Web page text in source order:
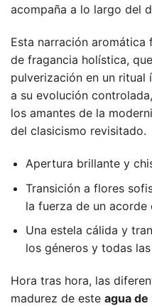
acompaña a lo largo del
Esta narración
de fragancia holística,
pulverización en un ritual
a su evolución controlada,
los amantes de la
del clasicismo revisitado.
Apertura brillante y
Transición a flores
la fuerza de un acorde
Una estela cálida y
los géneros y todas
Hora tras hora, las
madurez de este agua